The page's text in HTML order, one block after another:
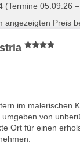
(Termine 05.09.26
angezeigten Preis
im malerischen
von
Ort für einen